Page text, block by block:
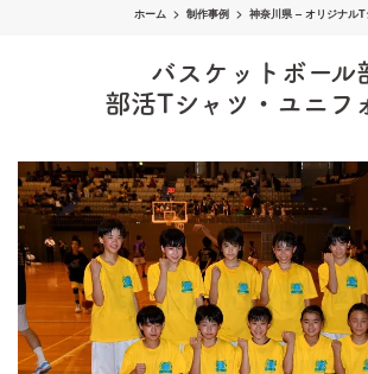
ホーム 制作事例 神奈川県 – オリジナルT
バスケットボール
部活Tシャツ・ユニフ